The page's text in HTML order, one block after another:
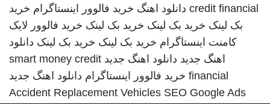
credit financial دانلود اهنگ خرید فالوور اینستاگرام خرید
بک لینک خرید بک لینک خرید بک لینک خرید فالوور لایک
کامنت اینستاگرام خرید بک لینک خرید بک لینک دانلود
اهنگ جدید دانلود اهنگ جدید smart money credit
financial خرید فالوور اینستاگرام دانلود اهنگ جدید
Accident Replacement Vehicles SEO Google Ads